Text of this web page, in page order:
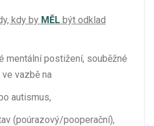
kdy by MĚL být odklad
mentální postižení, souběžné
vazbě na
autismus,
(poúrazový/pooperační),